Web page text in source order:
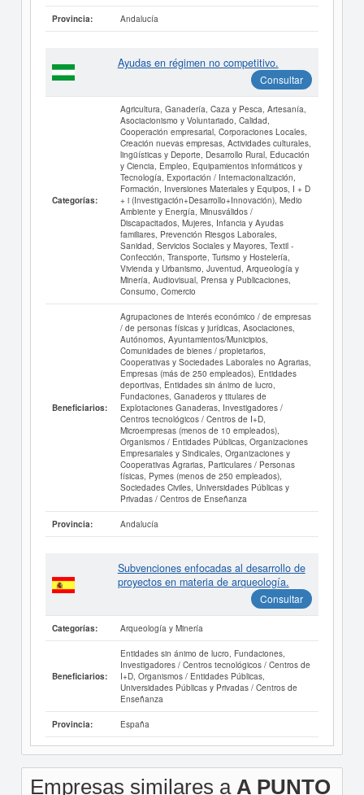
Provincia: Andalucía
Ayudas en régimen no competitivo.
Consultar
Categorías:
Agricultura, Ganadería, Caza y Pesca, Artesanía,
Asociacionismo y Voluntariado, Calidad,
Cooperación empresarial, Corporaciones Locales,
Creación nuevas empresas, Actividades culturales,
lingüísticas y Deporte, Desarrollo Rural, Educación
y Ciencia, Empleo, Equipamientos informáticos y
Tecnología, Exportación / Internacionalización,
Formación, Inversiones Materiales y Equipos, I + D
+ i (Investigación+Desarrollo+Innovación), Medio
Ambiente y Energía, Minusválidos /
Discapacitados, Mujeres, Infancia y Ayudas
familiares, Prevención Riesgos Laborales,
Sanidad, Servicios Sociales y Mayores, Textil -
Confección, Transporte, Turismo y Hostelería,
Vivienda y Urbanismo, Juventud, Arqueología y
Minería, Audiovisual, Prensa y Publicaciones,
Consumo, Comercio
Beneficiarios:
Agrupaciones de interés económico / de empresas
/ de personas físicas y jurídicas, Asociaciones,
Autónomos, Ayuntamientos/Municipios,
Comunidades de bienes / propietarios,
Cooperativas y Sociedades Laborales no Agrarias,
Empresas (más de 250 empleados), Entidades
deportivas, Entidades sin ánimo de lucro,
Fundaciones, Ganaderos y titulares de
Explotaciones Ganaderas, Investigadores /
Centros tecnológicos / Centros de I+D,
Microempresas (menos de 10 empleados),
Organismos / Entidades Públicas, Organizaciones
Empresariales y Sindicales, Organizaciones y
Cooperativas Agrarias, Particulares / Personas
físicas, Pymes (menos de 250 empleados),
Sociedades Civiles, Universidades Públicas y
Privadas / Centros de Enseñanza
Provincia: Andalucía
Subvenciones enfocadas al desarrollo de
proyectos en materia de arqueología.
Consultar
Categorías: Arqueología y Minería
Beneficiarios:
Entidades sin ánimo de lucro, Fundaciones,
Investigadores / Centros tecnológicos / Centros de
I+D, Organismos / Entidades Públicas,
Universidades Públicas y Privadas / Centros de
Enseñanza
Provincia: España
Empresas similares a A PUNTO